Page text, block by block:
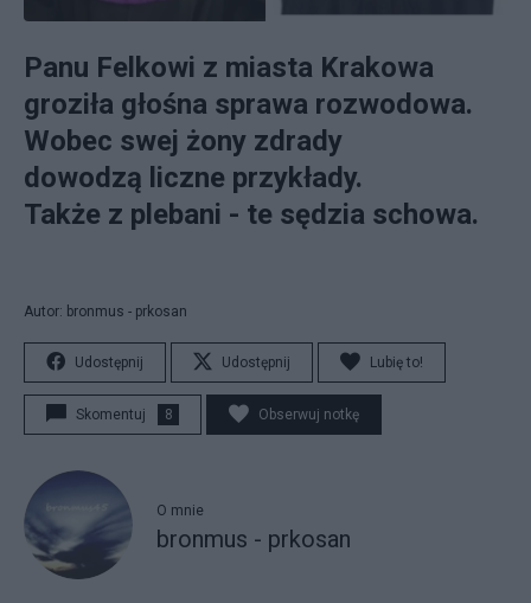
Panu Felkowi z miasta Krakowa
groziła głośna sprawa rozwodowa.
Wobec swej żony zdrady
dowodzą liczne przykłady.
Także z plebani - te sędzia schowa.
Autor: bronmus - prkosan
Udostępnij Udostępnij Lubię to!
Skomentuj 8 Obserwuj notkę
O mnie
bronmus - prkosan